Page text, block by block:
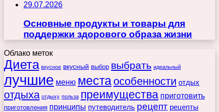
29.07.2026
Основные продукты и товары для
поддержки здорового образа жизни
Облако меток
Диета вкусное вкусный выбор выбрать идеальный
лучшие меню места особенности отдых
отдыха отдыху польза преимущества приготовить
приготовления принципы путеводитель рецепт рецепты